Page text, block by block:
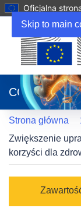
Skip to main
Oficjalna
otworzy
się
w
nowym
oknie)
CORDIS
Strona główna
Zwiększenie
korzyści dla
Category